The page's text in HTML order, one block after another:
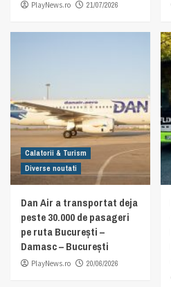
PlayNews.ro 21/07/2026
Calatorii & Turism
Diverse noutati
Dan Air a transportat deja
peste 30.000 de pasageri
pe ruta București –
Damasc – București
PlayNews.ro 20/06/2026